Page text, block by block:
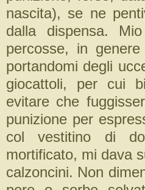
nascita), se ne
dalla dispensa.
percosse, in
portandomi degli
giocattoli, per cui
evitare che
punizione per
col vestitino di
mortificato, mi dava
calzoncini. Non